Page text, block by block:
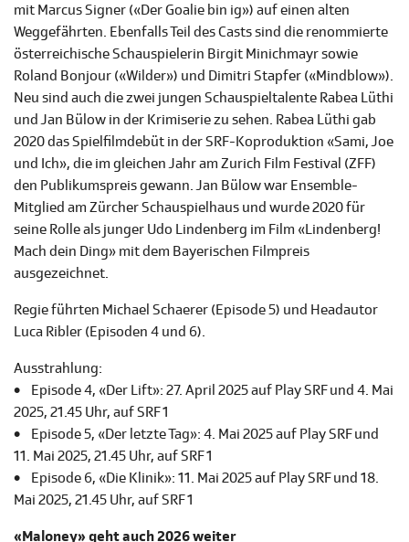
mit Marcus Signer («Der Goalie bin ig») auf einen alten
Weggefährten. Ebenfalls Teil des Casts sind die renommierte
österreichische Schauspielerin Birgit Minichmayr sowie
Roland Bonjour («Wilder») und Dimitri Stapfer («Mindblow»).
Neu sind auch die zwei jungen Schauspieltalente Rabea Lüthi
und Jan Bülow in der Krimiserie zu sehen. Rabea Lüthi gab
2020 das Spielfilmdebüt in der SRF-Koproduktion «Sami, Joe
und Ich», die im gleichen Jahr am Zurich Film Festival (ZFF)
den Publikumspreis gewann. Jan Bülow war Ensemble-
Mitglied am Zürcher Schauspielhaus und wurde 2020 für
seine Rolle als junger Udo Lindenberg im Film «Lindenberg!
Mach dein Ding» mit dem Bayerischen Filmpreis
ausgezeichnet.
Regie führten Michael Schaerer (Episode 5) und Headautor
Luca Ribler (Episoden 4 und 6).
Ausstrahlung:
• Episode 4, «Der Lift»: 27. April 2025 auf Play SRF und 4. Mai
2025, 21.45 Uhr, auf SRF 1
• Episode 5, «Der letzte Tag»: 4. Mai 2025 auf Play SRF und
11. Mai 2025, 21.45 Uhr, auf SRF 1
• Episode 6, «Die Klinik»: 11. Mai 2025 auf Play SRF und 18.
Mai 2025, 21.45 Uhr, auf SRF 1
«Maloney» geht auch 2026 weiter